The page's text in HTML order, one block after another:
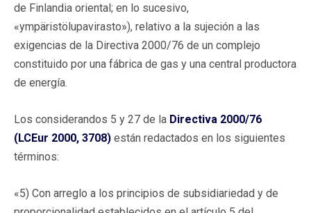
de Finlandia oriental; en lo sucesivo,
«ympäristölupavirasto»), relativo a la sujeción a las
exigencias de la Directiva 2000/76 de un complejo
constituido por una fábrica de gas y una central productora
de energía.
Los considerandos 5 y 27 de la Directiva 2000/76
(LCEur 2000, 3708) están redactados en los siguientes
términos:
«5) Con arreglo a los principios de subsidiariedad y de